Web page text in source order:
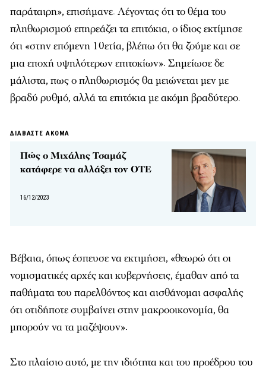
παράταιρη», επισήμανε. Λέγοντας ότι το θέμα του
πληθωρισμού επηρεάζει τα επιτόκια, ο ίδιος εκτίμησε
ότι «στην επόμενη 10ετία, βλέπω ότι θα ζούμε και σε
μια εποχή υψηλότερων επιτοκίων». Σημείωσε δε
μάλιστα, πως ο πληθωρισμός θα μειώνεται μεν με
βραδύ ρυθμό, αλλά τα επιτόκια με ακόμη βραδύτερο.
ΔΙΑΒΑΣΤΕ ΑΚΟΜΑ
Πώς ο Μιχάλης Τσαμάζ
κατάφερε να αλλάξει τον ΟΤΕ
16/12/2023
Βέβαια, όπως έσπευσε να εκτιμήσει, «θεωρώ ότι οι
νομισματικές αρχές και κυβερνήσεις, έμαθαν από τα
παθήματα του παρελθόντος και αισθάνομαι ασφαλής
ότι οτιδήποτε συμβαίνει στην μακροοικονομία, θα
μπορούν να τα μαζέψουν».
Στο πλαίσιο αυτό, με την ιδιότητα και του προέδρου του